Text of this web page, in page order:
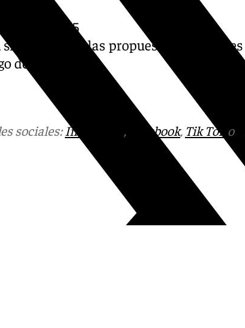
Ramos 2025
si procede, de las propuestas de desfiles
de Ramos
sociales: Instagram , Facebook, Tik Tok o